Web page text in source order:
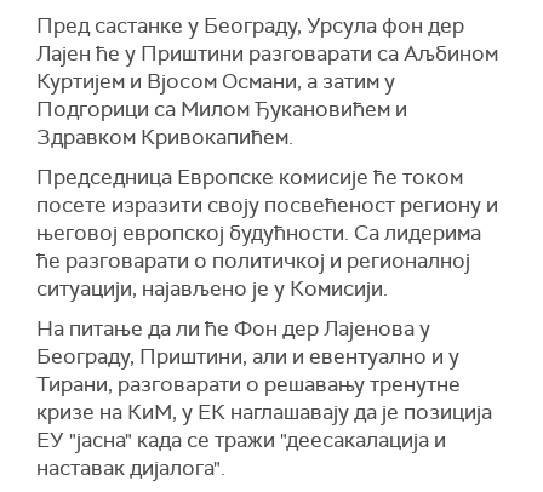
Пред састанке у Београду, Урсула фон дер
Лајен ће у Приштини разговарати са Аљбином
Куртијем и Вјосом Османи, а затим у
Подгорици са Милом Ђукановићем и
Здравком Кривокапићем.
Председница Европске комисије ће током
посете изразити своју посвећеност региону и
његовој европској будућности. Са лидерима
ће разговарати о политичкој и регионалној
ситуацији, најављено је у Комисији.
На питање да ли ће Фон дер Лајенова у
Београду, Приштини, али и евентуално и у
Тирани, разговарати о решавању тренутне
кризе на КиМ, у ЕК наглашавају да је позиција
ЕУ "јасна" када се тражи "деесакалација и
наставак дијалога".